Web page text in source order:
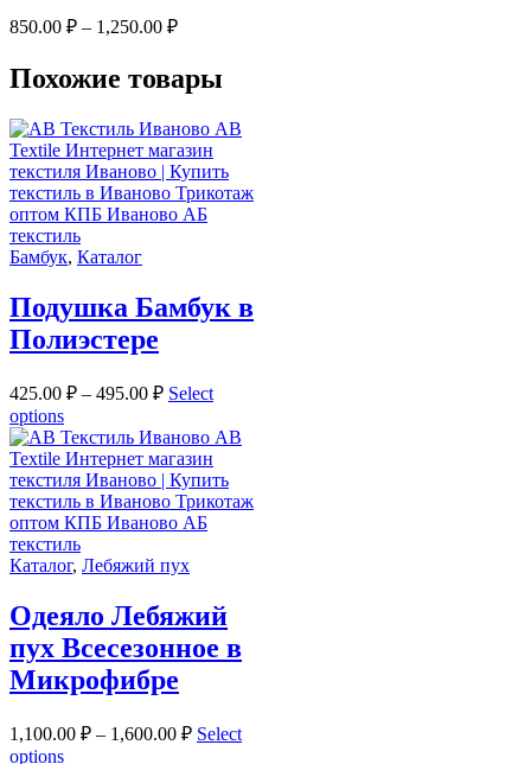
850.00 ₽ – 1,250.00 ₽
Похожие товары
Бамбук, Каталог
Подушка Бамбук в
Полиэстере
425.00 ₽ – 495.00 ₽ Select
options
Каталог, Лебяжий пух
Одеяло Лебяжий
пух Всесезонное в
Микрофибре
1,100.00 ₽ – 1,600.00 ₽ Select
options